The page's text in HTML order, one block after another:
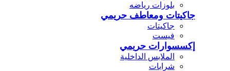
بلوزات رياضه
جاكيتات ومعاطف حريمي
جاكيتات
فيست
إكسسوارات حريمي
الملابس الداخلية
شرابات